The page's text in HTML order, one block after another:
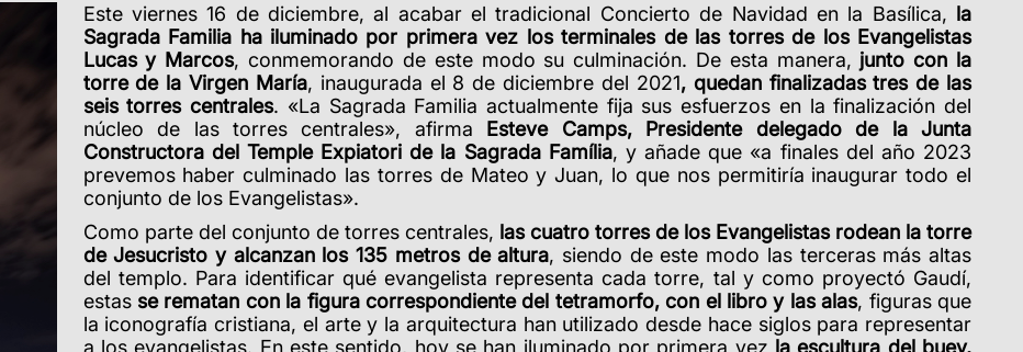
Este viernes 16 de diciembre, al acabar el tradicional Concierto de Navidad en la Basílica, la
Sagrada Familia ha iluminado por primera vez los terminales de las torres de los Evangelistas
Lucas y Marcos, conmemorando de este modo su culminación. De esta manera, junto con la
torre de la Virgen María, inaugurada el 8 de diciembre del 2021, quedan finalizadas tres de las
seis torres centrales. «La Sagrada Familia actualmente fija sus esfuerzos en la finalización del
núcleo de las torres centrales», afirma Esteve Camps, Presidente delegado de la Junta
Constructora del Temple Expiatori de la Sagrada Família, y añade que «a finales del año 2023
prevemos haber culminado las torres de Mateo y Juan, lo que nos permitiría inaugurar todo el
conjunto de los Evangelistas».
Como parte del conjunto de torres centrales, las cuatro torres de los Evangelistas rodean la torre
de Jesucristo y alcanzan los 135 metros de altura, siendo de este modo las terceras más altas
del templo. Para identificar qué evangelista representa cada torre, tal y como proyectó Gaudí,
estas se rematan con la figura correspondiente del tetramorfo, con el libro y las alas, figuras que
la iconografía cristiana, el arte y la arquitectura han utilizado desde hace siglos para representar
a los evangelistas. En este sentido, hoy se han iluminado por primera vez la escultura del buey,